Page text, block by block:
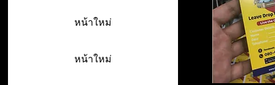
หน้าใหม่
หน้าใหม่